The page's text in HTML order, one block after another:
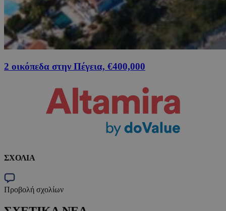
2 οικόπεδα στην Πέγεια, €400,000
ΣΧΟΛΙΑ
Προβολή σχολίων